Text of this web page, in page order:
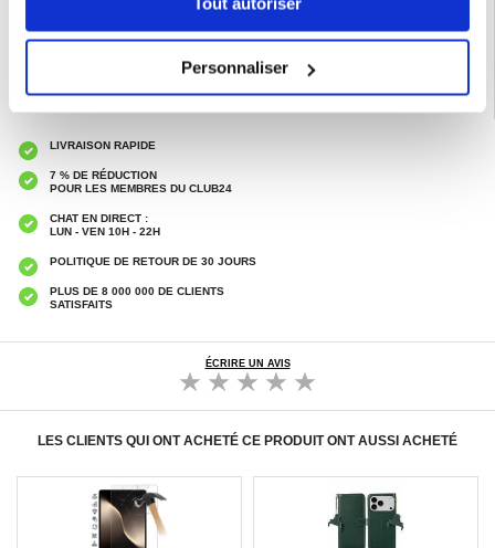
Personnaliser
LIVRAISON RAPIDE
7 % DE RÉDUCTION
POUR LES MEMBRES DU CLUB24
CHAT EN DIRECT :
LUN - VEN 10H - 22H
POLITIQUE DE RETOUR DE 30 JOURS
PLUS DE 8 000 000 DE CLIENTS
SATISFAITS
ÉCRIRE UN AVIS
LES CLIENTS QUI ONT ACHETÉ CE PRODUIT ONT AUSSI ACHETÉ